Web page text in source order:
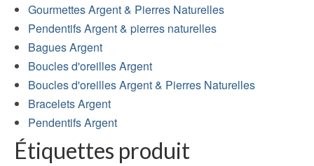
Gourmettes Argent & Pierres Naturelles
Pendentifs Argent & pierres naturelles
Bagues Argent
Boucles d'oreilles Argent
Boucles d'oreilles Argent & Pierres Naturelles
Bracelets Argent
Pendentifs Argent
Étiquettes produit